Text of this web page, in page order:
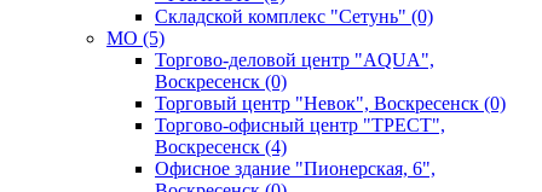
Складской комплекс "Сетунь" (0)
MO (5)
Торгово-деловой центр "AQUA",
Воскресенск (0)
Торговый центр "Невок", Воскресенск (0)
Торгово-офисный центр "ТРЕСТ",
Воскресенск (4)
Офисное здание "Пионерская, 6",